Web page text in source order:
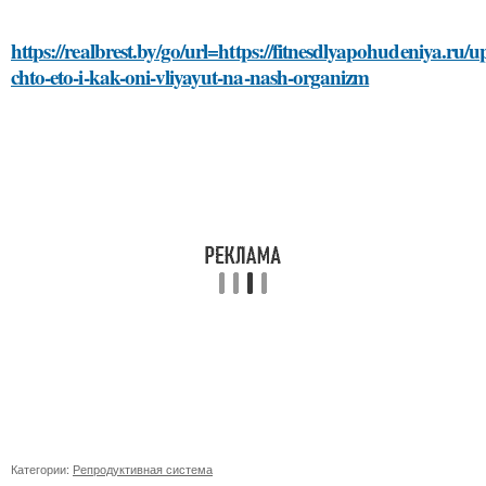
https://realbrest.by/go/url=https://fitnesdlyapohudeniya.ru/
chto-eto-i-kak-oni-vliyayut-na-nash-organizm
Категории: Репродуктивная система